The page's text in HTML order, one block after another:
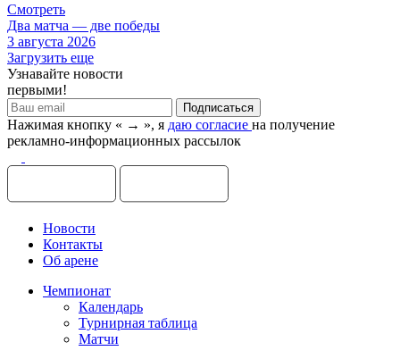
Смотреть
Два матча — две победы
3 августа 2026
Загрузить еще
Узнавайте новости
первыми!
Нажимая кнопку « → », я даю согласие на получение
рекламно-информационных рассылок
Новости
Контакты
Об арене
Чемпионат
Календарь
Турнирная таблица
Матчи